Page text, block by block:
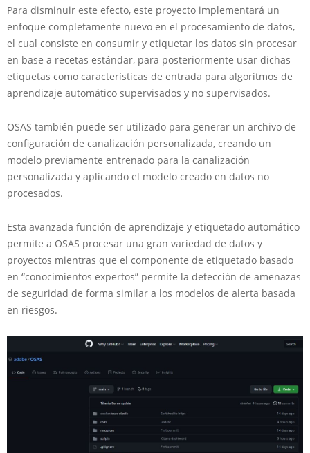
Para disminuir este efecto, este proyecto implementará un
enfoque completamente nuevo en el procesamiento de datos,
el cual consiste en consumir y etiquetar los datos sin procesar
en base a recetas estándar, para posteriormente usar dichas
etiquetas como características de entrada para algoritmos de
aprendizaje automático supervisados y no supervisados.
OSAS también puede ser utilizado para generar un archivo de
configuración de canalización personalizada, creando un
modelo previamente entrenado para la canalización
personalizada y aplicando el modelo creado en datos no
procesados.
Esta avanzada función de aprendizaje y etiquetado automático
permite a OSAS procesar una gran variedad de datos y
proyectos mientras que el componente de etiquetado basado
en “conocimientos expertos” permite la detección de amenazas
de seguridad de forma similar a los modelos de alerta basada
en riesgos.